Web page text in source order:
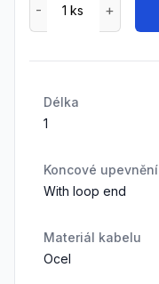
Délka
1
Koncové upevnění
With loop end
Materiál kabelu
Ocel